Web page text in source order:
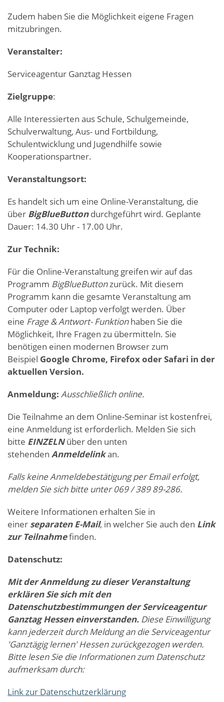
Zudem haben Sie die Möglichkeit eigene Fragen
mitzubringen.
Veranstalter:
Serviceagentur Ganztag Hessen
Zielgruppe:
Alle Interessierten aus Schule, Schulgemeinde,
Schulverwaltung, Aus- und Fortbildung,
Schulentwicklung und Jugendhilfe sowie
Kooperationspartner.
Veranstaltungsort:
Es handelt sich um eine Online-Veranstaltung, die
über BigBlueButtondurchgeführt wird. Geplante
Dauer: 14.30 Uhr - 17.00 Uhr.
Zur Technik:
Für die Online-Veranstaltung greifen wir auf das
Programm BigBlueButtonzurück. Mit diesem
Programm kann die gesamte Veranstaltung am
Computer oder Laptop verfolgt werden. Über
eine Frage & Antwort- Funktionhaben Sie die
Möglichkeit, Ihre Fragen zu übermitteln. Sie
benötigen einen modernen Browser zum
Beispiel Google Chrome, Firefox oder Safari in der
aktuellen Version.
Anmeldung: Ausschließlich online.
Die Teilnahme an dem Online-Seminar ist kostenfrei,
eine Anmeldung ist erforderlich. Melden Sie sich
bitte EINZELNüber den unten
stehenden Anmeldelinkan.
Falls keine Anmeldebestätigung per Email erfolgt,
melden Sie sich bitte unter 069 / 389 89-286.
Weitere Informationen erhalten Sie in
einer separaten E-Mail, in welcher Sie auch den Link
zur Teilnahmefinden.
Datenschutz:
Mit der Anmeldung zu dieser Veranstaltung
erklären Sie sich mit den
Datenschutzbestimmungen der Serviceagentur
Ganztag Hessen einverstanden. Diese Einwilligung
kann jederzeit durch Meldung an die Serviceagentur
'Ganztägig lernen' Hessen zurückgezogen werden.
Bitte lesen Sie die Informationen zum Datenschutz
aufmerksam durch:
Link zur Datenschutzerklärung